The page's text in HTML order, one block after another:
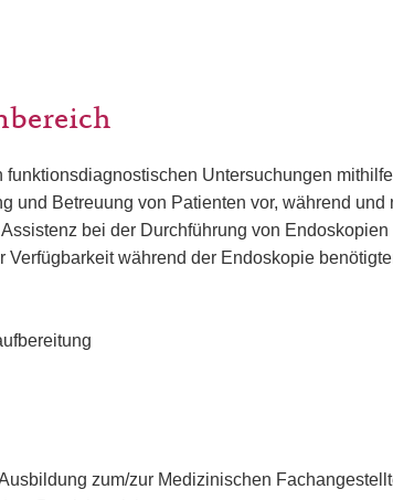
funktionsdiagnostischen Untersuchungen
und Betreuung von Patienten vor, während
bei der Durchführung von Endoskopien
Verfügbarkeit während der Endoskopie
zum/zur Medizinischen